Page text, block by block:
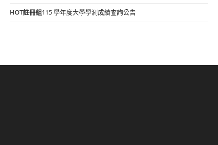
HOT註冊組115 學年度大學學測成績查詢公告